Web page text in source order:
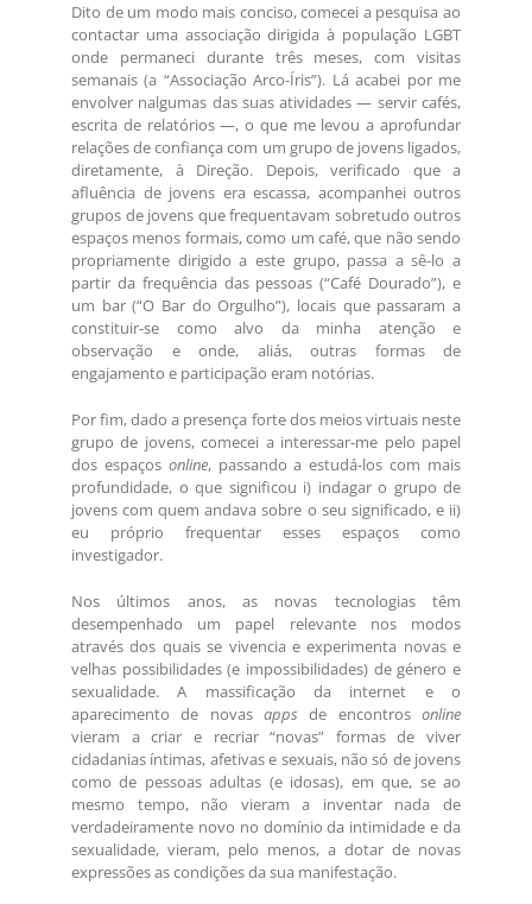
Dito de um modo mais conciso, comecei a pesquisa ao
contactar uma associação dirigida à população LGBT
onde permaneci durante três meses, com visitas
semanais (a “Associação Arco-Íris”). Lá acabei por me
envolver nalgumas das suas atividades — servir cafés,
escrita de relatórios —, o que me levou a aprofundar
relações de confiança com um grupo de jovens ligados,
diretamente, à Direção. Depois, verificado que a
afluência de jovens era escassa, acompanhei outros
grupos de jovens que frequentavam sobretudo outros
espaços menos formais, como um café, que não sendo
propriamente dirigido a este grupo, passa a sê-lo a
partir da frequência das pessoas (“Café Dourado”), e
um bar (“O Bar do Orgulho”), locais que passaram a
constituir-se como alvo da minha atenção e
observação e onde, aliás, outras formas de
engajamento e participação eram notórias.
Por fim, dado a presença forte dos meios virtuais neste
grupo de jovens, comecei a interessar-me pelo papel
dos espaços online, passando a estudá-los com mais
profundidade, o que significou i) indagar o grupo de
jovens com quem andava sobre o seu significado, e ii)
eu próprio frequentar esses espaços como
investigador.
Nos últimos anos, as novas tecnologias têm
desempenhado um papel relevante nos modos
através dos quais se vivencia e experimenta novas e
velhas possibilidades (e impossibilidades) de género e
sexualidade. A massificação da internet e o
aparecimento de novas apps de encontros online
vieram a criar e recriar “novas” formas de viver
cidadanias íntimas, afetivas e sexuais, não só de jovens
como de pessoas adultas (e idosas), em que, se ao
mesmo tempo, não vieram a inventar nada de
verdadeiramente novo no domínio da intimidade e da
sexualidade, vieram, pelo menos, a dotar de novas
expressões as condições da sua manifestação.